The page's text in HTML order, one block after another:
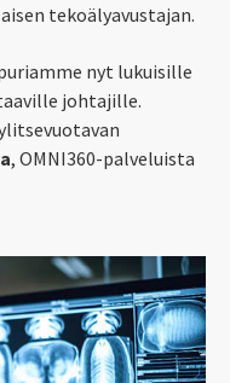
tekoälyavustajan.
nyt lukuisille
johtajille.
, OMNI360-palveluista